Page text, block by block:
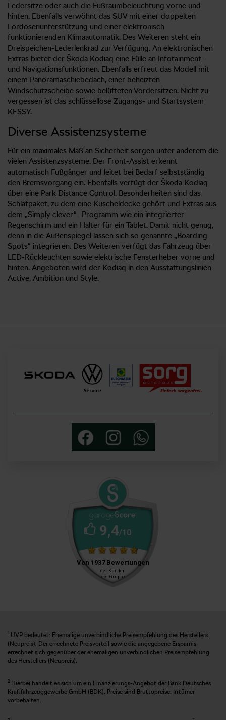
Ledersitze oder auch die Fußraumbeleuchtung vorne und
hinten. Ebenfalls verwöhnt das SUV mit einer doppelten
Lordosenunterstützung und einer elektronisch
funktionierenden Klimaautomatik. Des Weiteren steht ein
Dreispeichen-Lederlenkrad zur Verfügung. An elektronischen
Extras bietet der Škoda Kodiaq eine Fülle an Infotainment-
und Navigationsfunktionen. Ebenfalls erfreut das Modell mit
einem Panoramaschiebedach, einer beheizten
Windschutzscheibe sowie belüfteten Vordersitzen. Nicht zu
vergessen ist das schlüssellose Zugangs- und Startsystem
KESSY.
Diverse Assistenzsysteme
Für ein maximales Maß an Sicherheit sorgen unter anderem die
vielen Assistenzsysteme. Der Front-Assist erkennt
automatisch Fußgänger und leitet bei Bedarf selbstständig
den Bremsvorgang ein. Ebenfalls verfügt der Škoda Kodiaq
über eine Park Distance Control. Besonderheiten sind das
Schlafpaket, zu dem eine Kuscheldecke gehört und Extras aus
dem „Simply clever“- Programm wie ein integrierter
Regenschirm und ein Halter für ein Tablet. Damit nicht genug,
denn in die Außenspiegel lassen sich so genannte „Boarding
Spots“ integrieren. Des Weiteren verfügt das Fahrzeug über
LED-Rückleuchten sowie elektrische Fensterheber vorne und
hinten. Angeboten wird der Kodiaq in den Ausstattungslinien
Active, Ambition und Style.
1 UVP bedeutet: Ehemalige unverbindliche Preisempfehlung des Herstellers
(Neupreis). Der errechnete Preisvorteil sowie die angegebene Ersparnis
errechnet sich gegenüber der ehemaligen unverbindlichen Preisempfehlung
des Herstellers (Neupreis).
2 Hierbei handelt es sich um ein Finanzierungs-Angebot der Bank Deutsches
Kraftfahrzeuggewerbe GmbH (BDK). Preise sind Bruttopreise. Irrtümer
vorbehalten.